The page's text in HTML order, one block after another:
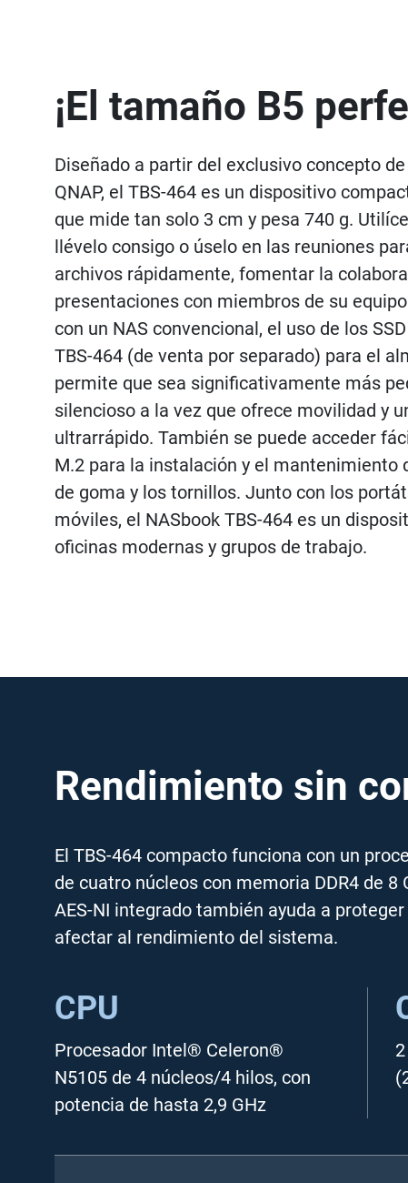
¡El tamaño B5
Diseñado a partir del exclusivo concepto de
QNAP, el TBS-464 es un dispositivo
que mide tan solo 3 cm y pesa 740 g.
llévelo consigo o úselo en las reuniones
archivos rápidamente, fomentar la
presentaciones con miembros de su
con un NAS convencional, el uso de los
TBS-464 (de venta por separado) para el
permite que sea significativamente más
silencioso a la vez que ofrece movilidad y
ultrarrápido. También se puede acceder
M.2 para la instalación y el mantenimiento
de goma y los tornillos. Junto con los
móviles, el NASbook TBS-464 es un
oficinas modernas y grupos de trabajo.
Rendimiento sin
El TBS-464 compacto funciona con un
de cuatro núcleos con memoria DDR4 de
AES-NI integrado también ayuda a
afectar al rendimiento del sistema.
CPU
Procesador Intel® Celeron®
N5105 de 4 núcleos/4 hilos, con
potencia de hasta 2,9 GHz